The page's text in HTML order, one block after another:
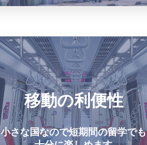
移動の利便性
小さな国なので短期間の留学でも